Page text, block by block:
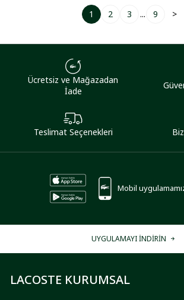
1 2 3 ... 9 >
Ücretsiz ve Mağazadan
İade
Teslimat Seçenekleri
Mobil
UYGULAMAYI İNDİRİN
LACOSTE KURUMSAL